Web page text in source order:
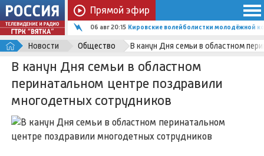
Прямой эфир
06 авг 20:15 Кировские волейболистки молодёжной
Новости Общество В канун Дня семьи в областном
В канун Дня семьи в областном
перинатальном центре поздравили
многодетных сотрудников